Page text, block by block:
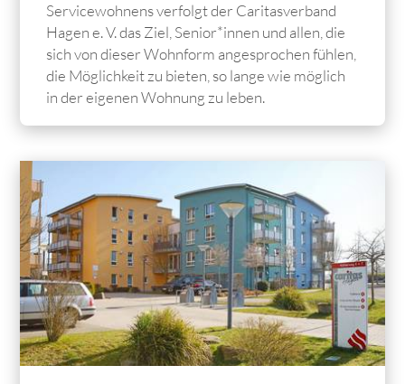
Servicewohnens verfolgt der Caritasverband
Hagen e. V. das Ziel, Senior*innen und allen, die
sich von dieser Wohnform angesprochen fühlen,
die Möglichkeit zu bieten, so lange wie möglich
in der eigenen Wohnung zu leben.